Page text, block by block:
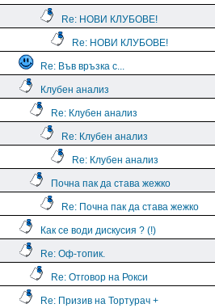
Re: НОВИ КЛУБОВЕ!
Re: НОВИ КЛУБОВЕ!
Re: Във връзка с...
Клубен анализ
Re: Клубен анализ
Re: Клубен анализ
Re: Клубен анализ
Почна пак да става жежко
Re: Почна пак да става жежко
Как се води дискусия ? (!)
Re: Оф-топик.
Re: Отговор на Рокси
Re: Призив на Тортурач +